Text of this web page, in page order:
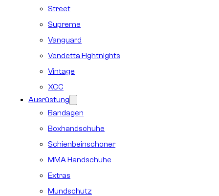
Street
Supreme
Vanguard
Vendetta Fightnights
Vintage
XCC
Ausrüstung
Bandagen
Boxhandschuhe
Schienbeinschoner
MMA Handschuhe
Extras
Mundschutz